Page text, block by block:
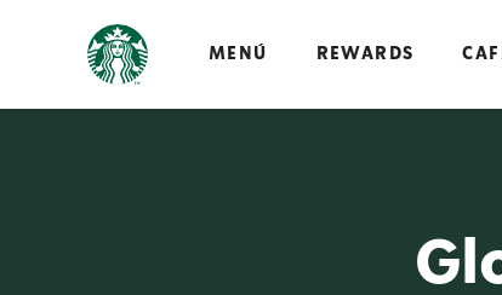
MENÚ REWARDS